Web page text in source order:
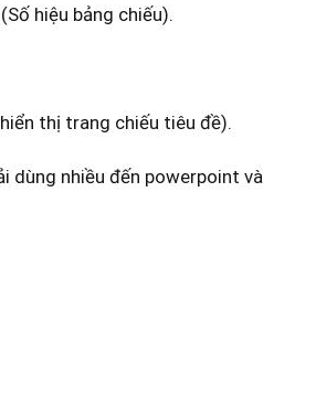
(Số hiệu bảng chiếu).
thị trang chiếu tiêu đề).